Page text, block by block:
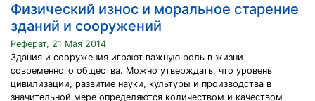
Физический износ и моральное старение
зданий и сооружений
Реферат, 21 Мая 2014
Здания и сооружения играют важную роль в жизни
современного общества. Можно утверждать, что уровень
цивилизации, развитие науки, культуры и производства в
значительной мере определяются количеством и качеством